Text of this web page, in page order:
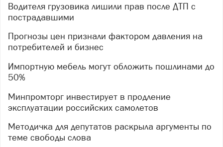
Водителя грузовика лишили прав после ДТП с
пострадавшими
Прогнозы цен признали фактором давления на
потребителей и бизнес
Импортную мебель могут обложить пошлинами до
50%
Минпромторг инвестирует в продление
эксплуатации российских самолетов
Методичка для депутатов раскрыла аргументы по
теме свободы слова